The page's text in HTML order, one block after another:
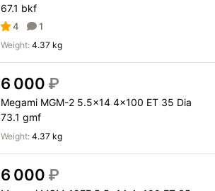
67.1 bkf
4 1
Weight: 4.37 kg
6 000 ₽
Megami MGM-2 5.5x14 4x100 ET 35 Dia
73.1 gmf
Weight: 4.37 kg
6 000 ₽